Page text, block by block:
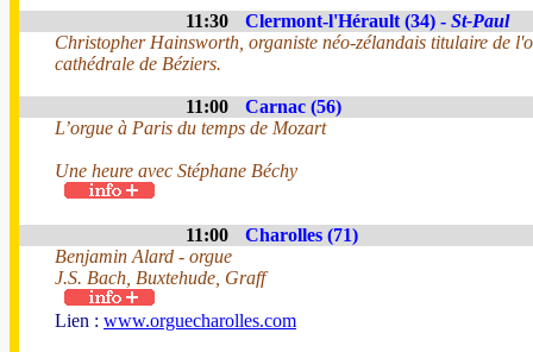
11:30 Clermont-l'Hérault (34) - St-Paul
Christopher Hainsworth, organiste néo-zélandais titulaire de
cathédrale de Béziers.
11:00
Carnac (56)
L’orgue à Paris du temps de Mozart
Une heure avec Stéphane Béchy
11:00
Charolles (71)
Benjamin Alard - orgue
J.S. Bach, Buxtehude, Graff
Lien : www.orguecharolles.com